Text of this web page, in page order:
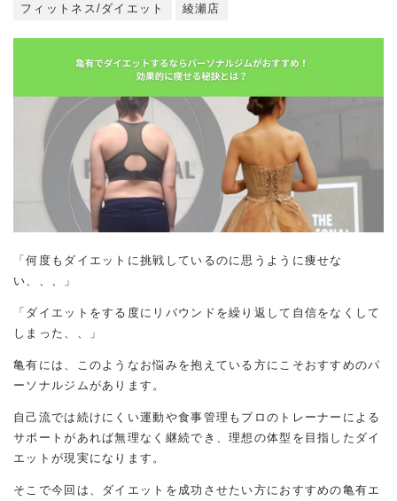
フィットネス/ダイエット 綾瀬店
「何度もダイエットに挑戦しているのに思うように痩せな
い、、、」
「ダイエットをする度にリバウンドを繰り返して自信をなくして
しまった、、」
亀有には、このようなお悩みを抱えている方にこそおすすめのパ
ーソナルジムがあります。
自己流では続けにくい運動や食事管理もプロのトレーナーによる
サポートがあれば無理なく継続でき、理想の体型を目指したダイ
エットが現実になります。
そこで今回は、ダイエットを成功させたい方におすすめの亀有エ